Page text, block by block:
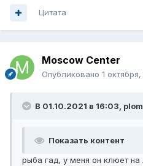
Цитата
Moscow Center
Опубликовано 1 октября,
В 01.10.2021 в 16:03,
Показать контент
рыба гад, у меня он клюет